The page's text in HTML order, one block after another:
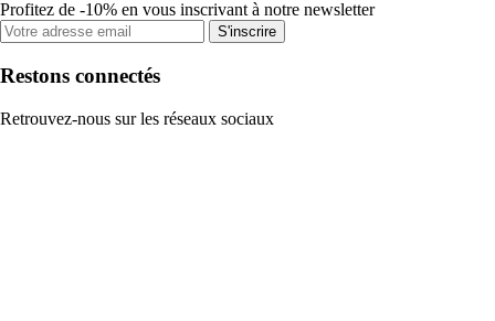
Profitez de -10% en vous inscrivant à notre newsletter
S'inscrire
Restons connectés
Retrouvez-nous sur les réseaux sociaux